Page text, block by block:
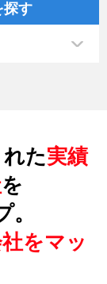
探す
た実績
を
をマッ